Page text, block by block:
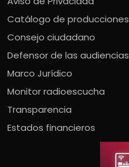
Catálogo de producciones
Consejo ciudadano
Defensor de las audiencias
Marco Jurídico
Monitor radioescucha
Transparencia
Estados financieros